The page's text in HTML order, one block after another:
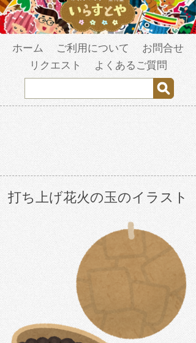
ホーム ご利用について
お問合せ
リクエスト
よくあるご質問
打ち上げ花火の玉のイラスト